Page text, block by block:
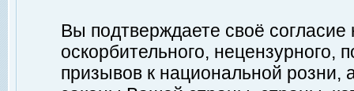
Вы подтверждаете своё
оскорбительного, нецензурного,
призывов к национальной